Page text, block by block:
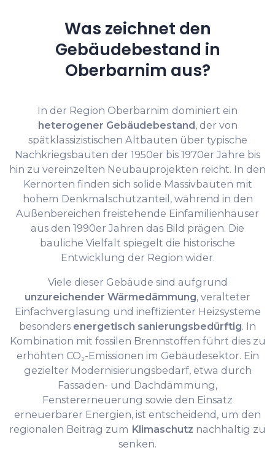
Was zeichnet den
Gebäudebestand in
Oberbarnim aus?
In der Region Oberbarnim dominiert ein
heterogener Gebäudebestand, der von
spätklassizistischen Altbauten über typische
Nachkriegsbauten der 1950er bis 1970er Jahre bis
hin zu vereinzelten Neubauprojekten reicht. In den
Kernorten finden sich solide Massivbauten mit
hohem Denkmalschutzanteil, während in den
Außenbereichen freistehende Einfamilienhäuser
aus den 1990er Jahren das Bild prägen. Die
bauliche Vielfalt spiegelt die historische
Entwicklung der Region wider.
Viele dieser Gebäude sind aufgrund
unzureichender Wärmedämmung, veralteter
Einfachverglasung und ineffizienter Heizsysteme
besonders energetisch sanierungsbedürftig. In
Kombination mit fossilen Brennstoffen führt dies zu
erhöhten CO₂-Emissionen im Gebäudesektor. Ein
gezielter Modernisierungsbedarf, etwa durch
Fassaden- und Dachdämmung,
Fenstererneuerung sowie den Einsatz
erneuerbarer Energien, ist entscheidend, um den
regionalen Beitrag zum Klimaschutz nachhaltig zu
senken.